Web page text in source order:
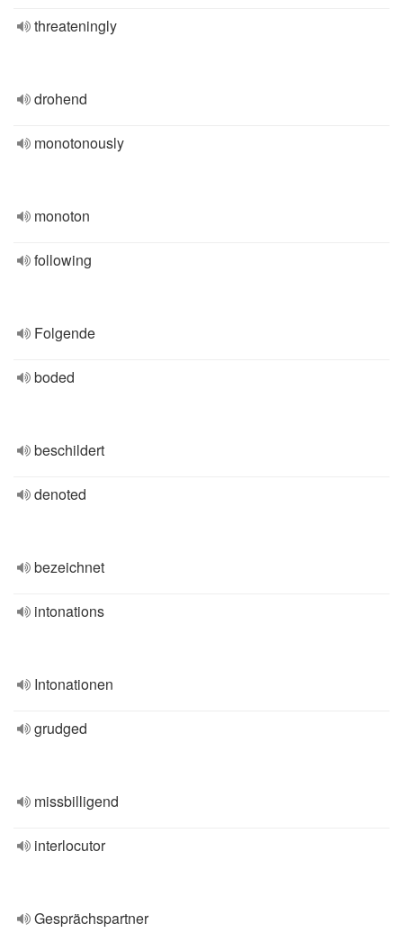
threateningly
drohend
monotonously
monoton
following
Folgende
boded
beschildert
denoted
bezeichnet
intonations
Intonationen
grudged
missbilligend
interlocutor
Gesprächspartner